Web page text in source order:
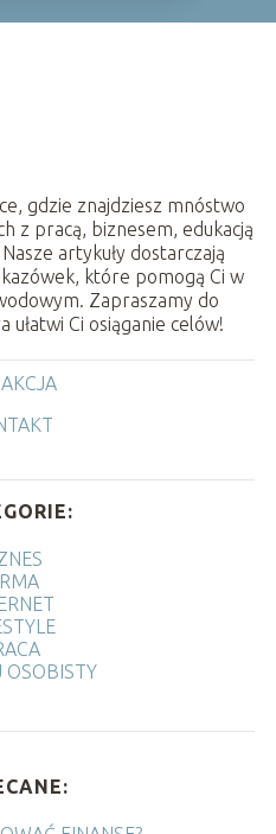
gdzie znajdziesz mnóstwo
z pracą, biznesem, edukacją
artykuły dostarczają
które pomogą Ci w
Zapraszamy do
Ci osiąganie celów!
OSOBISTY